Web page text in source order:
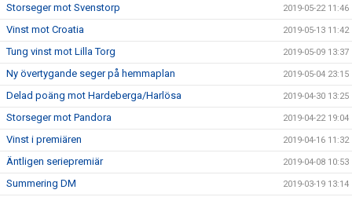
Storseger mot Svenstorp 2019-05-22 11:46
Vinst mot Croatia 2019-05-13 11:42
Tung vinst mot Lilla Torg 2019-05-09 13:37
Ny övertygande seger på hemmaplan 2019-05-04 23:15
Delad poäng mot Hardeberga/Harlösa 2019-04-30 13:25
Storseger mot Pandora 2019-04-22 19:04
Vinst i premiären 2019-04-16 11:32
Äntligen seriepremiär 2019-04-08 10:53
Summering DM 2019-03-19 13:14